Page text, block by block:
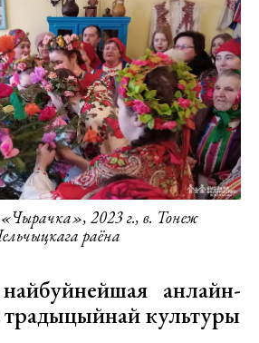
2023 г., в. Тонеж
раёна
анлайн-
традыцыйнай культуры